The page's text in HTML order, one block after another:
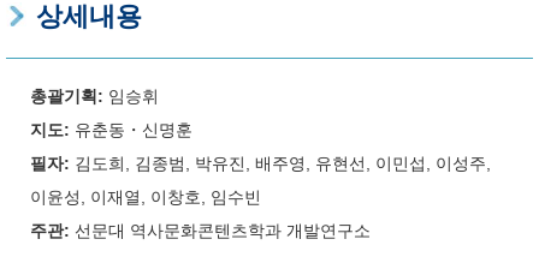
상세내용
총괄기획: 임승휘
지도: 유춘동・신명훈
필자: 김도희, 김종범, 박유진, 배주영, 유현선, 이민섭, 이성주,
이윤성, 이재열, 이창호, 임수빈
주관: 선문대 역사문화콘텐츠학과 개발연구소